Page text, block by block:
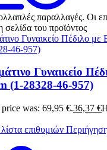
παραλλαγές. Οι
σελίδα του προϊόντος
Γυναικείο
(1-28328-46-957)
was: 69,95 €.36,37 €
επιθυμιών